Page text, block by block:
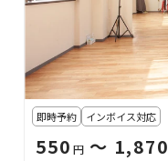
即時予約 インボイス対応
550 円 〜 1,870